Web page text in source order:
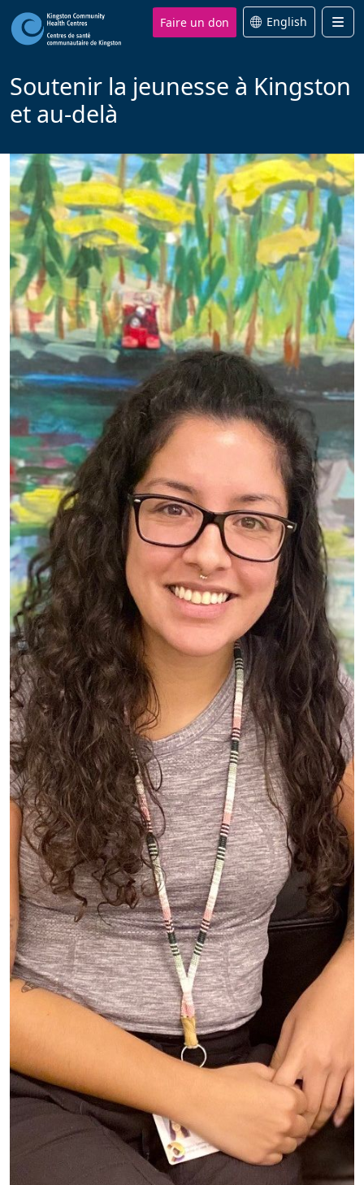
Faire un don English
Soutenir la jeunesse à Kingston
et au-delà